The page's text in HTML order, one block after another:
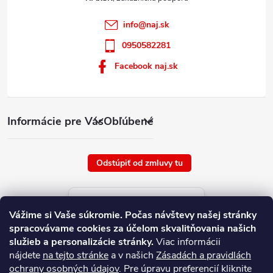
Vážime si Vaše súkromie. Počas návštevy našej stránky
spracovávame cookies za účelom skvalitňovania našich
služieb a personalizácie stránky.Viac informácii
nájdete na tejto stránke a v našich Zásadách a pravidlách
ochrany osobných údajov. Pre úpravu preferencií kliknite
Informácie pre VásObľúbené
info@naj.sk
0950582281
Facebook naj.sk
Odstúpiť od zmluvy tu
Aktuálne ceny tovaru
platné od : 6/8/2026